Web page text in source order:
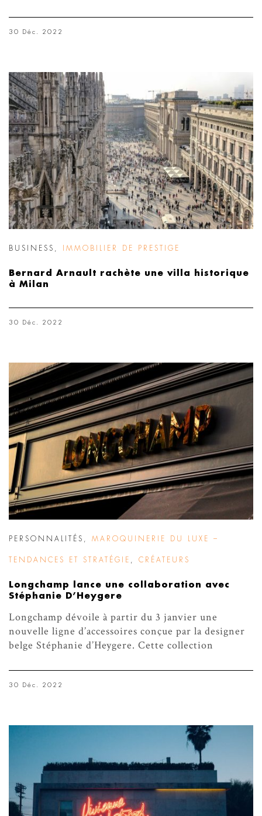
30 Déc. 2022
BUSINESS IMMOBILIER DE PRESTIGE
Bernard Arnault rachète une villa historique
à Milan
30 Déc. 2022
PERSONNALITÉS MAROQUINERIE DU LUXE –
TENDANCES ET STRATÉGIE CRÉATEURS
Longchamp lance une collaboration avec
Stéphanie D’Heygere
Longchamp dévoile à partir du 3 janvier une
nouvelle ligne d’accessoires conçue par la designer
belge Stéphanie d’Heygere. Cette collection
30 Déc. 2022